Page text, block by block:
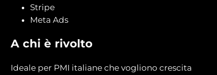
Stripe
Meta Ads
A chi è rivolto
Ideale per PMI italiane che vogliono crescita